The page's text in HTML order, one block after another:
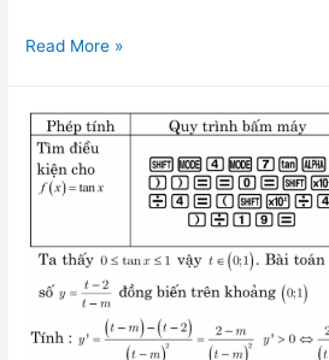
ba
Cách
tính
casio
fx-
tìm
cực
của
Read More »